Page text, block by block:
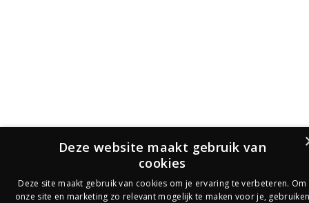
Deze website maakt gebruik van
cookies
Deze site maakt gebruik van cookies om je ervaring te verbeteren. Om
onze site en marketing zo relevant mogelijk te maken voor je,